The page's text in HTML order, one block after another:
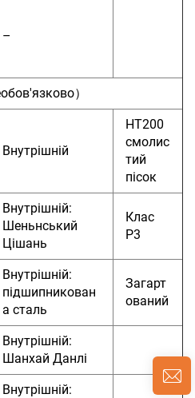
–
）
Внутрішній
HT200
смолис
тий
пісок
Внутрішній:
Шеньнський
Цішань
Клас
P3
Внутрішній:
підшипникован
а сталь
Загарт
ований
Внутрішній:
Шанхай Данлі
Внутрішній: